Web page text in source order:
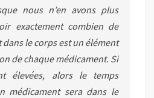
nous n’en avons plus
exactement combien de
le corps est un élément
de chaque médicament. Si
élevées, alors le temps
médicament sera dans le